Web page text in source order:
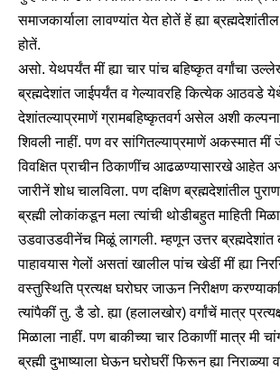
समाजकार्याला लावण्यांत येत होतें हें ह्या
होतें.
असो. येथपर्यंत मीं ह्या चार पांच बहिष्कृत वर्गांचा
ब्रह्मदेशांत जाईपर्यंत व गेल्यावरहि कित्येक आठवडे
देशांतल्याप्रमाणें ग्रामबहिष्कृतवर्ग असेल अशी
शिवली नाहीं. पण वर सांगितल्याप्रमाणें अकस्मात मीं
विवक्षित प्राचीन ठिकाणींच आढळण्यासारखे आहेत
जारीनें शोध चालविला. पण दक्षिण ब्रह्मदेशांतील
ब्रह्मी लोकांकडून मला त्यांची थोडीबहुत माहिती
उडवाउडवीनेंच मिळूं लागली. म्हणून उत्तर ब्रह्मदेशांत
पाहावयास गेलों असतां खालील पांच खेडीं मीं ह्या
वस्तुस्थिति प्रत्यक्ष घरोघर जाऊन निरीक्षण
त्यांपैकीं तु. डै डो. ह्या (हलालखोर) वर्गांचें मात्र
मिळाला नाहीं. पण बाकीच्या चार ठिकाणीं मात्र मी
ब्रह्मी दुभाष्याला घेऊन घरोघरीं फिरून ह्या निराळ्या